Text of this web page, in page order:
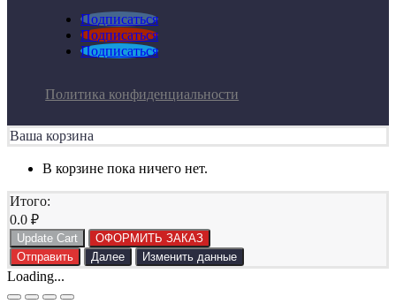
Подписаться
Подписаться
Подписаться
Политика конфиденциальности
Ваша корзина
В корзине пока ничего нет.
Итого:
0.0 ₽
Update Cart
ОФОРМИТЬ ЗАКАЗ
Отправить
Далее Изменить данные
Loading...